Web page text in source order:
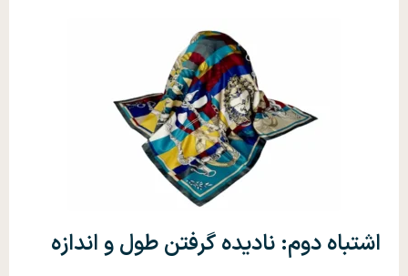
اشتباه دوم: نادیده گرفتن طول و اندازه